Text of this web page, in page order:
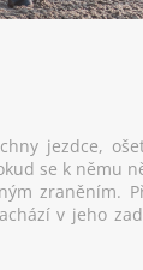
jezdce,
se k němu
zraněním.
v jeho